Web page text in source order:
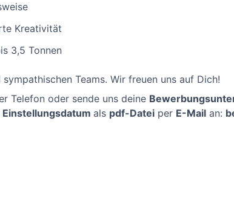
Kreativität
3,5 Tonnen
Teams. Wir freuen uns auf Dich!
Telefon oder sende uns deine
als pdf-Datei per E-Mail an: